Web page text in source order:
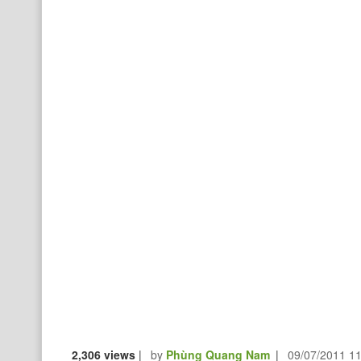
2,306 views | by Phùng Quang Nam | 09/07/2011